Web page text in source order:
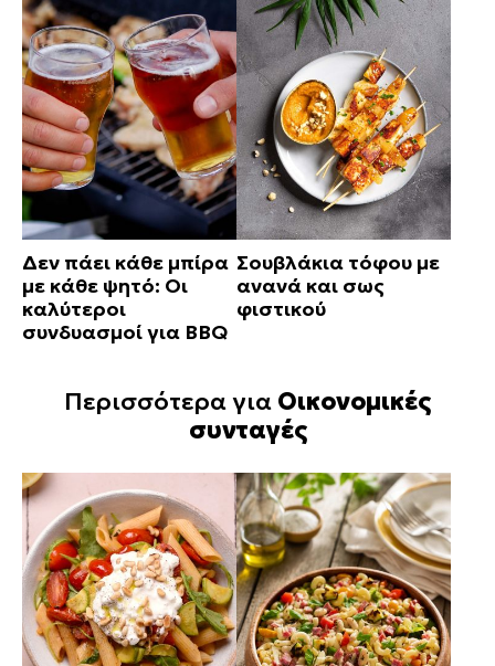
Δεν πάει κάθε μπίρα
με κάθε ψητό: Οι
καλύτεροι
συνδυασμοί για BBQ
Σουβλάκια τόφου με
ανανά και σως
φιστικού
Περισσότερα για Οικονομικές
συνταγές